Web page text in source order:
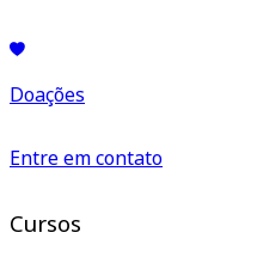
Doações
Entre em contato
Cursos